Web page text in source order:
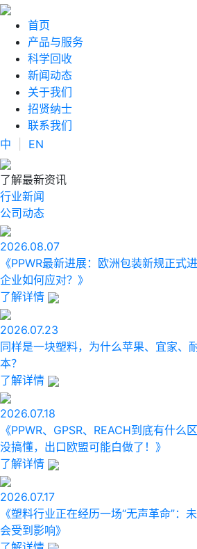
首页
产品与服务
科学回收
新闻动态
关于我们
招贤纳士
联系我们
中
EN
了解最新资讯
行业新闻
公司动态
2026.08.07
《PPWR最新进展：欧洲包装新规正式
企业如何应对？》
了解详情
2026.07.23
同样是一块塑料，为什么苹果、宜家、
本？
了解详情
2026.07.18
《PPWR、GPSR、REACH到底有什么
没搞懂，出口欧盟可能白做了！》
了解详情
2026.07.17
《塑料行业正在经历一场“无声革命”：
会受到影响》